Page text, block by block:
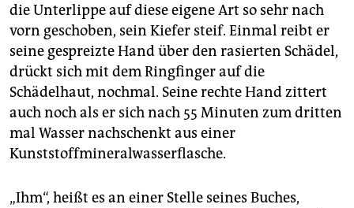
die Unterlippe auf diese eigene Art so sehr nach
vorn geschoben, sein Kiefer steif. Einmal reibt er
seine gespreizte Hand über den rasierten Schädel,
drückt sich mit dem Ringfinger auf die
Schädelhaut, nochmal. Seine rechte Hand zittert
auch noch als er sich nach 55 Minuten zum dritten
mal Wasser nachschenkt aus einer
Kunststoffmineralwasserflasche.
„Ihm“, heißt es an einer Stelle seines Buches,